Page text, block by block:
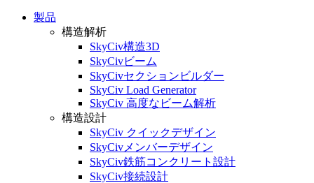
製品
構造解析
SkyCiv構造3D
SkyCivビーム
SkyCivセクションビルダー
SkyCiv Load Generator
SkyCiv 高度なビーム解析
構造設計
SkyCiv クイックデザイン
SkyCivメンバーデザイン
SkyCiv鉄筋コンクリート設計
SkyCiv接続設計